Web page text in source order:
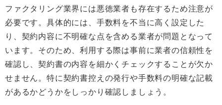
ファクタリング業界には悪徳業者も存在するため注意が
必要です。具体的には、手数料を不当に高く設定した
り、契約内容に不明確な点を含める業者が問題となって
います。そのため、利用する際は事前に業者の信頼性を
確認し、契約書の内容を細かくチェックすることが欠か
せません。特に契約書控えの発行や手数料の明確な記載
があるかどうかをしっかり確認しましょう。